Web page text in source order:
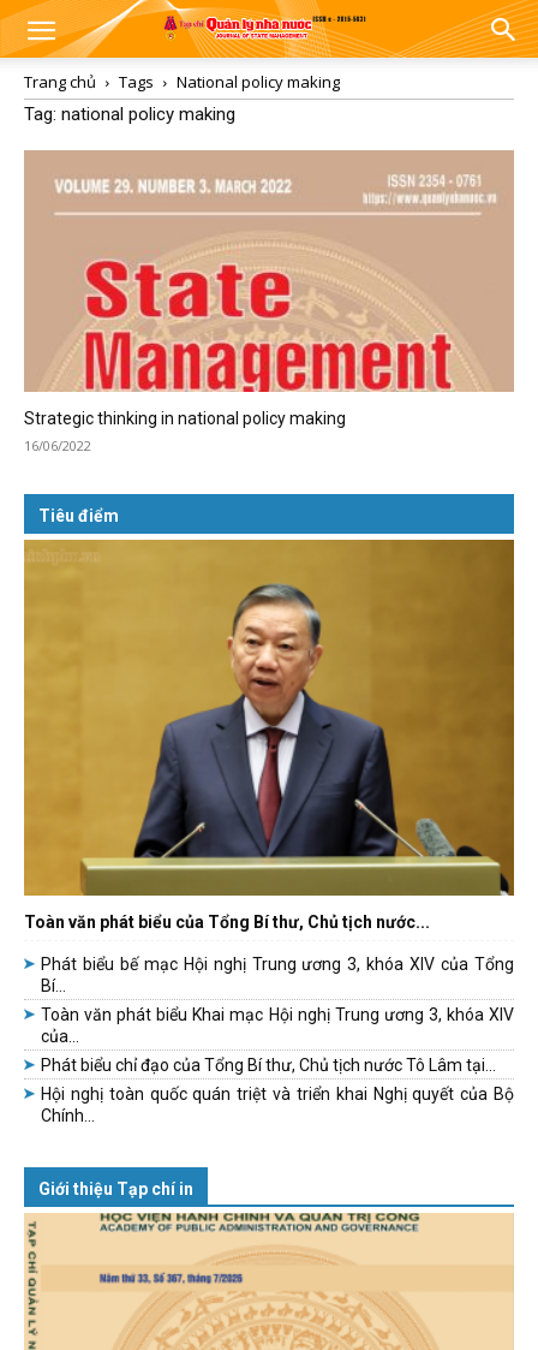
Trang chủ Tags
National policy making
Tag: national policy making
Strategic thinking in national policy making
16/06/2022
Tiêu điểm
Toàn văn phát biểu của Tổng Bí thư, Chủ tịch nước...
Phát biểu bế mạc Hội nghị Trung ương 3, khóa XIV của Tổng
Bí...
Toàn văn phát biểu Khai mạc Hội nghị Trung ương 3, khóa XIV
của...
Phát biểu chỉ đạo của Tổng Bí thư, Chủ tịch nước Tô Lâm tại...
Hội nghị toàn quốc quán triệt và triển khai Nghị quyết của Bộ
Chính...
Giới thiệu Tạp chí in